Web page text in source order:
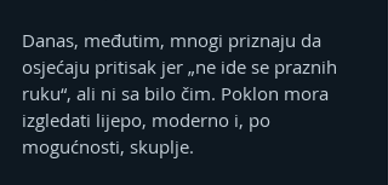
Danas, međutim, mnogi priznaju da
osjećaju pritisak jer „ne ide se praznih
ruku“, ali ni sa bilo čim. Poklon mora
izgledati lijepo, moderno i, po
mogućnosti, skuplje.